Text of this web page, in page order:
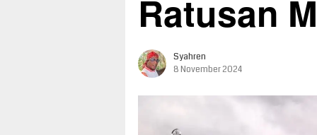
Ratusan
Syahren
8 November 2024